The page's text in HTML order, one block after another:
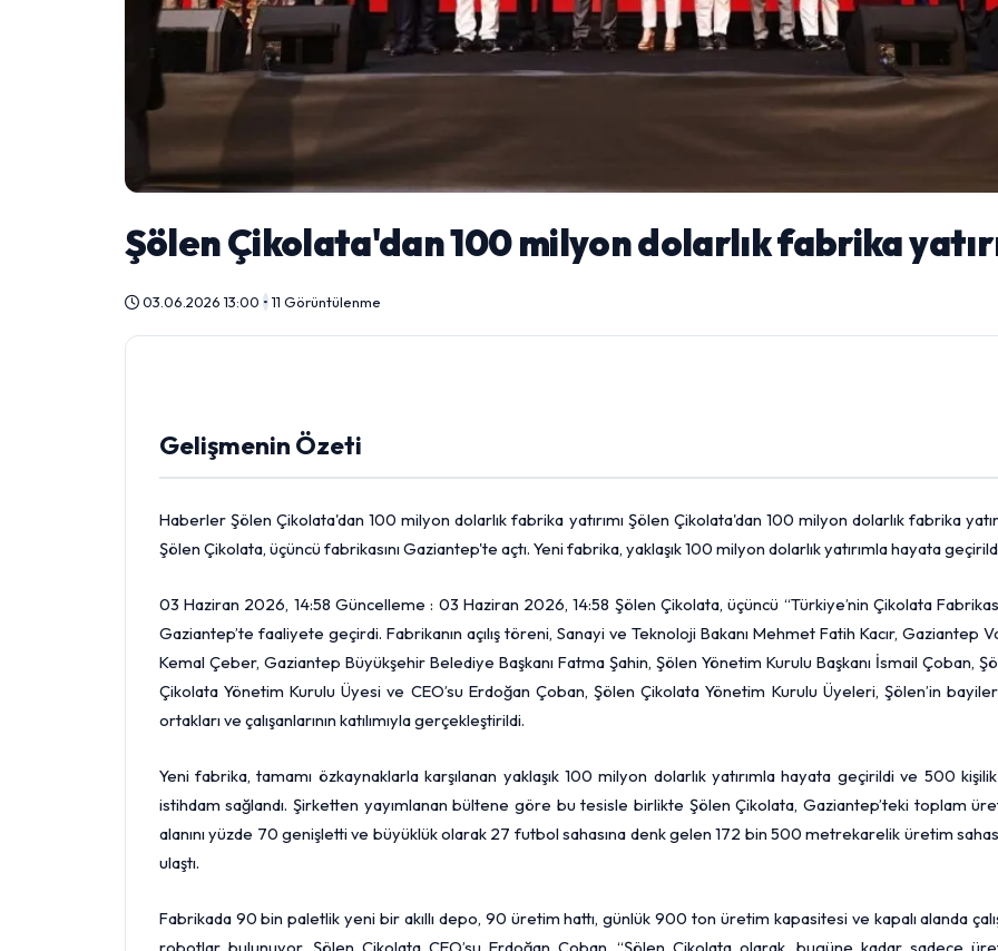
Şölen Çikolata'dan 100 milyon dolarlık fabrika
03.06.2026 13:00 • 11 Görüntülenme
Gelişmenin Özeti
Haberler Şölen Çikolata'dan 100 milyon dolarlık fabrika yatırımı Şölen Çikolata'dan 100 milyon dolarlık fabrika
Şölen Çikolata, üçüncü fabrikasını Gaziantep'te açtı. Yeni fabrika, yaklaşık 100 milyon dolarlık yatırımla hayata
03 Haziran 2026, 14:58 Güncelleme : 03 Haziran 2026, 14:58 Şölen Çikolata, üçüncü “Türkiye’nin Çikolata
Gaziantep’te faaliyete geçirdi. Fabrikanın açılış töreni, Sanayi ve Teknoloji Bakanı Mehmet Fatih Kacır, Gaziantep
Kemal Çeber, Gaziantep Büyükşehir Belediye Başkanı Fatma Şahin, Şölen Yönetim Kurulu Başkanı İsmail Çoban,
Çikolata Yönetim Kurulu Üyesi ve CEO’su Erdoğan Çoban, Şölen Çikolata Yönetim Kurulu Üyeleri, Şölen’in
ortakları ve çalışanlarının katılımıyla gerçekleştirildi.
Yeni fabrika, tamamı özkaynaklarla karşılanan yaklaşık 100 milyon dolarlık yatırımla hayata geçirildi ve 500
istihdam sağlandı. Şirketten yayımlanan bültene göre bu tesisle birlikte Şölen Çikolata, Gaziantep’teki toplam
alanını yüzde 70 genişletti ve büyüklük olarak 27 futbol sahasına denk gelen 172 bin 500 metrekarelik üretim
ulaştı.
Fabrikada 90 bin paletlik yeni bir akıllı depo, 90 üretim hattı, günlük 900 ton üretim kapasitesi ve kapalı alanda